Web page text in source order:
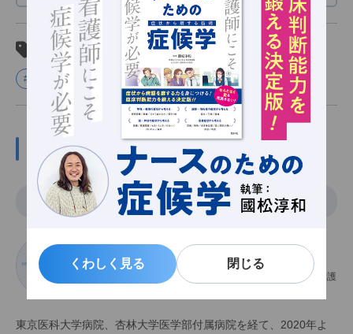
くわしく見る 閉じる
くわしく見る 閉じる
関連タグ
#ICU #救急
この記事の関係者
執筆
齋藤大輔
公立学校共済組合関東中央病院 看護部、急性・重症患者看護
東京医科大学病院、杏林大学医学部付属病院を経て、2020年よ